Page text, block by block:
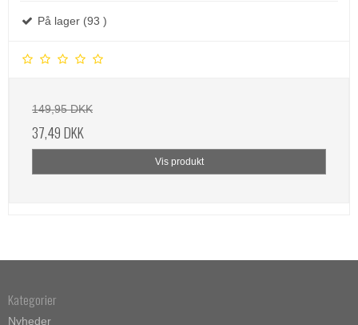
På lager (93 )
149,95 DKK
37,49 DKK
Vis produkt
Kategorier
Nyheder